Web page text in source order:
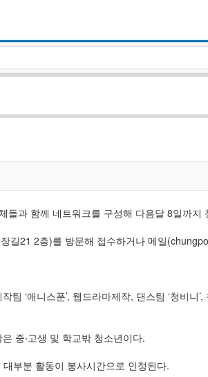
들과 함께 네트워크를 구성해 다음달 8일까
21 2층)를 방문해 접수하거나 메일
‘애니스푼’, 웹드라마제작, 댄스팀 ‘청비니
중‧고생 및 학교밖 청소년이다.
부분 활동이 봉사시간으로 인정된다.